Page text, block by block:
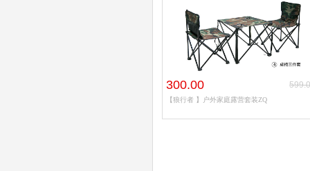
300.00
【狼行者 】户外家庭露营套装ZQ